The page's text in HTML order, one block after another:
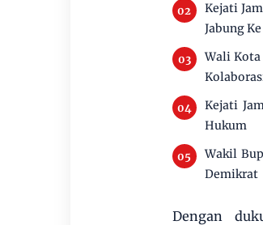
Kejati
Jabung
Wali Kota
Kejati
Hukum
Wakil
Demikrat
Dengan